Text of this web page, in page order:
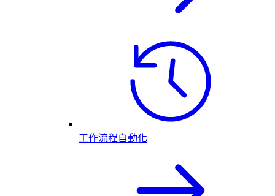
工作流程自動化